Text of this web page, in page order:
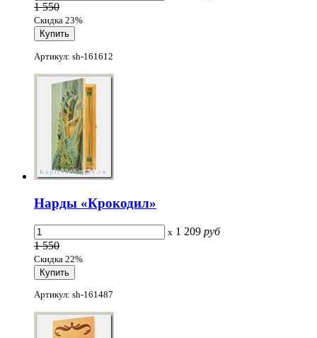
1 550
Скидка 23%
Артикул: sh-161612
Нарды «Крокодил»
x 1 209 руб
1 550
Скидка 22%
Артикул: sh-161487